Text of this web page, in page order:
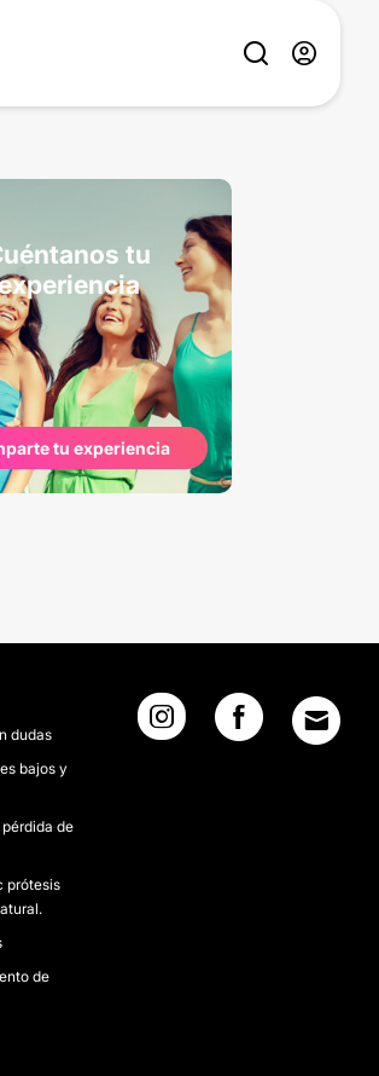
tu
tu experiencia
dudas
bajos y
de
prótesis
de